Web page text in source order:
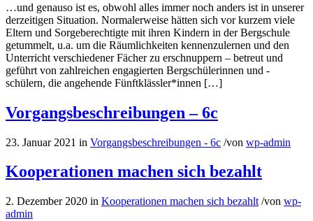
…und genauso ist es, obwohl alles immer noch anders ist in unserer
derzeitigen Situation. Normalerweise hätten sich vor kurzem viele
Eltern und Sorgeberechtigte mit ihren Kindern in der Bergschule
getummelt, u.a. um die Räumlichkeiten kennenzulernen und den
Unterricht verschiedener Fächer zu erschnuppern – betreut und
geführt von zahlreichen engagierten Bergschülerinnen und -
schülern, die angehende Fünftklässler*innen […]
Vorgangsbeschreibungen – 6c
23. Januar 2021 in Vorgangsbeschreibungen - 6c /von wp-admin
Kooperationen machen sich bezahlt
2. Dezember 2020 in Kooperationen machen sich bezahlt /von wp-
admin